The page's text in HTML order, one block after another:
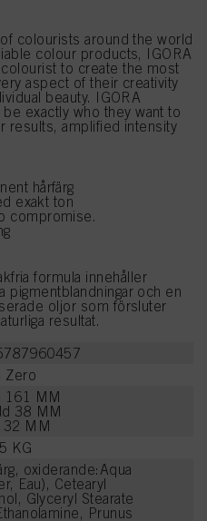
colourists around the world
colour products, IGORA
to create the most
aspect of their creativity
beauty. IGORA
exactly who they want to
results, amplified intensity
hårfärg
exakt ton
compromise.
formula innehåller
pigmentblandningar och en
oljor som försluter
resultat.
Zero
161 MM
38 MM
32 MM
KG
oxiderande:Aqua
Eau), Cetearyl
Glyceryl Stearate
Prunus